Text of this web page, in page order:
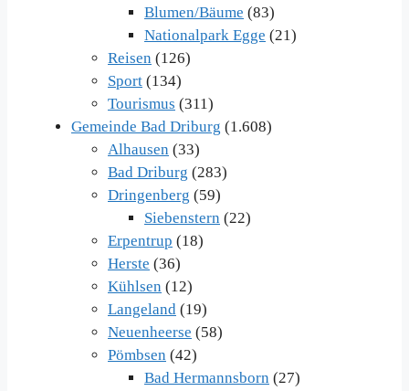
Blumen/Bäume (83)
Nationalpark Egge (21)
Reisen (126)
Sport (134)
Tourismus (311)
Gemeinde Bad Driburg (1.608)
Alhausen (33)
Bad Driburg (283)
Dringenberg (59)
Siebenstern (22)
Erpentrup (18)
Herste (36)
Kühlsen (12)
Langeland (19)
Neuenheerse (58)
Pömbsen (42)
Bad Hermannsborn (27)